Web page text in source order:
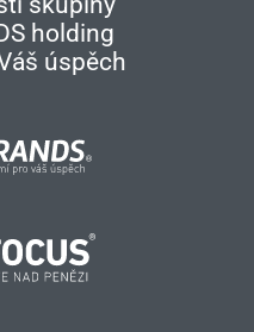
holding
úspěch